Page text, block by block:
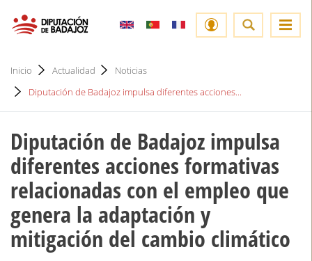
Inicio Actualidad
Noticias
Diputación de Badajoz impulsa diferentes acciones...
Diputación de Badajoz impulsa
diferentes acciones formativas
relacionadas con el empleo que
genera la adaptación y
mitigación del cambio climático